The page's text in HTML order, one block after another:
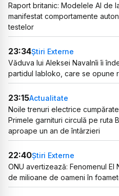
Raport britanic: Modelele AI de
manifestat comportamente
testelor
23:34Știri Externe
Văduva lui Aleksei Navalnîi îi
partidul Iabloko, care se opune
23:15Actualitate
Noile trenuri electrice
Primele garnituri circulă pe ruta
aproape un an de întârzieri
22:40Știri Externe
ONU avertizează: Fenomenul
de milioane de oameni în